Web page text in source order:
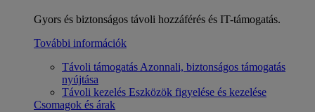
Gyors és biztonságos távoli hozzáférés és IT-támogatás.
További információk
Távoli támogatás Azonnali, biztonságos támogatás
nyújtása
Távoli kezelés Eszközök figyelése és kezelése
Csomagok és árak